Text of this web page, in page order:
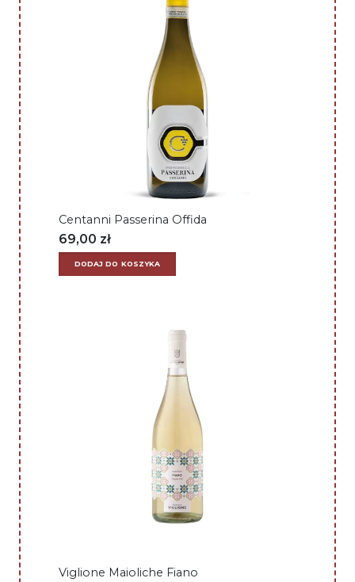
Centanni Passerina Offida
69,00 zł
DODAJ DO KOSZYKA
Viglione Maioliche Fiano